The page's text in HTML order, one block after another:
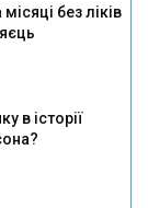
без ліків
в історії